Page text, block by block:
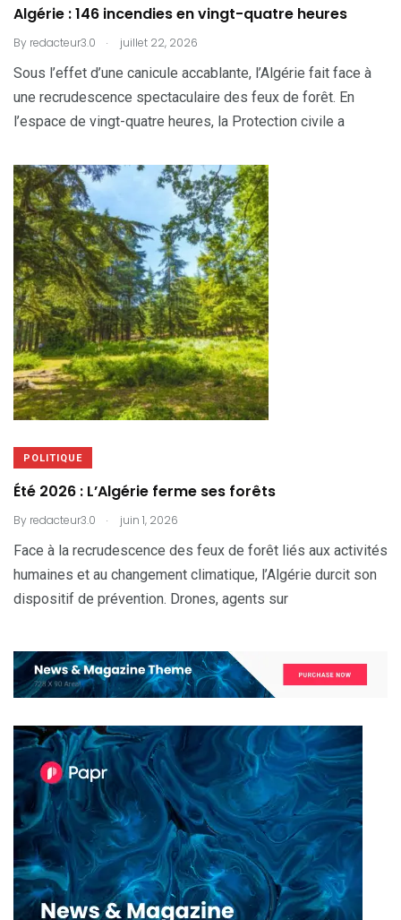
Algérie : 146 incendies en vingt-quatre heures
By redacteur3.0 . juillet 22, 2026
Sous l’effet d’une canicule accablante, l’Algérie fait face à
une recrudescence spectaculaire des feux de forêt. En
l’espace de vingt-quatre heures, la Protection civile a
POLITIQUE
Été 2026 : L’Algérie ferme ses forêts
By redacteur3.0 . juin 1, 2026
Face à la recrudescence des feux de forêt liés aux activités
humaines et au changement climatique, l’Algérie durcit son
dispositif de prévention. Drones, agents sur